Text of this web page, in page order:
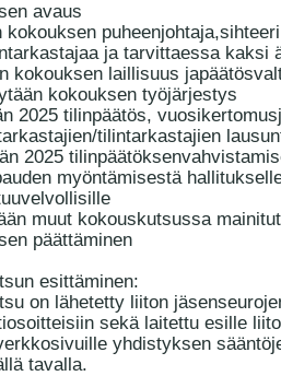
avaus
kokouksen
ja tarvittaessa kaksi
kokouksen laillisuus
kokouksen työjärjestys
2025 tilinpäätös,
tilintarkastajien
2025
myöntämisestä
muut kokouskutsussa
päättäminen
esittäminen:
on lähetetty liiton
sekä laitettu esille
yhdistyksen
tavalla.